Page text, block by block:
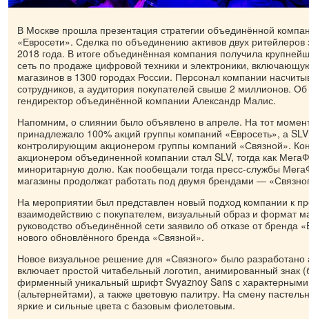
В Москве прошла презентация стратегии объединённой
«Евросети». Сделка по объединению активов двух
2018 года. В итоге объединённая компания получила
сеть по продаже цифровой техники и электроники,
магазинов в 1300 городах России. Персонал компании
сотрудников, а аудитория покупателей свыше 2 миллионов. Об
гендиректор объединённой компании Александр Малис.
Напомним, о слиянии было объявлено в апреле. На тот
принадлежало 100% акций группы компаний «Евросеть», а
контролирующим акционером группы компаний «Связной».
акционером объединенной компании стал SLV, тогда как
миноритарную долю. Как пообещали тогда пресс-службы
магазины продолжат работать под двумя брендами —
На мероприятии был представлен новый подход компании к
взаимодействию с покупателем, визуальный образ и формат
руководство объединённой сети заявило об отказе от бренда
нового обновлённого бренда «Связной».
Новое визуальное решение для «Связного» было разработано
включает простой читабельный логотип, анимированный знак
фирменный уникальный шрифт Svyaznoy Sans с
(альтернейтами), а также цветовую палитру. На смену
яркие и сильные цвета с базовым фиолетовым.